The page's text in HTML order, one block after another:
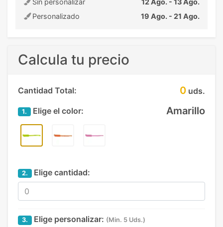
Sin personalizar
12 Ago. - 13 Ago.
Personalizado
19 Ago. - 21 Ago.
Calcula tu precio
Cantidad Total: 0 uds.
1. Elige el color: Amarillo
2. Elige cantidad:
3. Elige personalizar: (Min. 5 Uds.)